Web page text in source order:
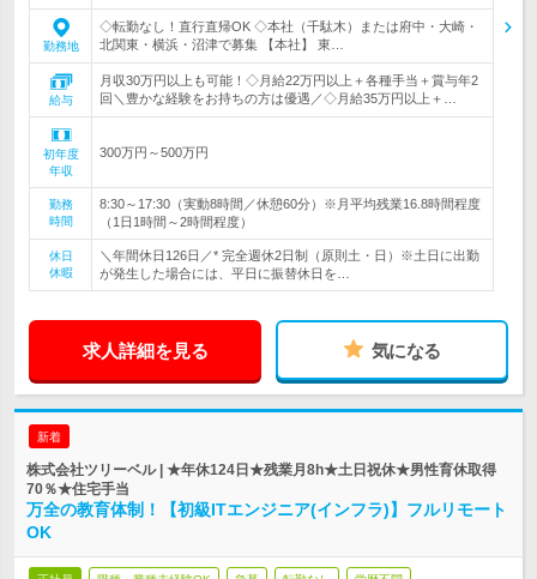
勤務地
◇転勤なし！直行直帰OK ◇本社（千駄木）または府中・大崎・
北関東・横浜・沼津で募集 【本社】 東…
給与
月収30万円以上も可能！◇月給22万円以上＋各種手当＋賞与年2
回＼豊かな経験をお持ちの方は優遇／◇月給35万円以上＋…
初年度
年収
300万円～500万円
勤務
時間
8:30～17:30（実動8時間／休憩60分）※月平均残業16.8時間程度
（1日1時間～2時間程度）
休日
休暇
＼年間休日126日／* 完全週休2日制（原則土・日）※土日に出勤
が発生した場合には、平日に振替休日を…
求人詳細を見る 気になる
新着
株式会社ツリーベル | ★年休124日★残業月8h★土日祝休★男性育休取得
70％★住宅手当
万全の教育体制！【初級ITエンジニア(インフラ)】フルリモート
OK